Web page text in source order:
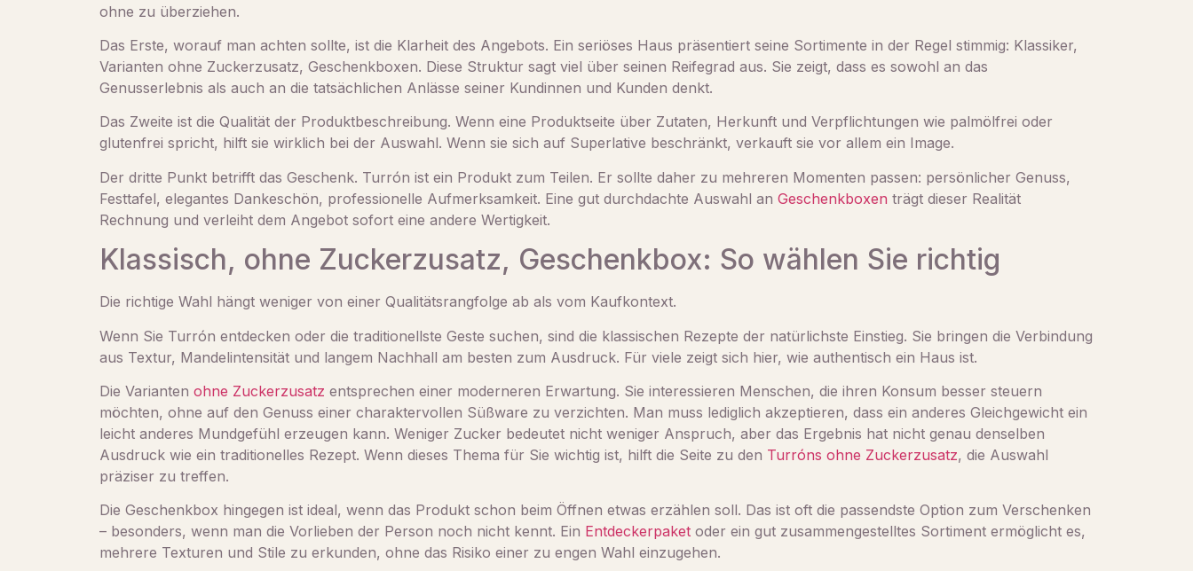
ohne zu überziehen.
Das Erste, worauf man achten sollte, ist die Klarheit des Angebots. Ein seriöses Haus präsentiert seine Sortimente in der Regel stimmig: Klassiker,
Varianten ohne Zuckerzusatz, Geschenkboxen. Diese Struktur sagt viel über seinen Reifegrad aus. Sie zeigt, dass es sowohl an das
Genusserlebnis als auch an die tatsächlichen Anlässe seiner Kundinnen und Kunden denkt.
Das Zweite ist die Qualität der Produktbeschreibung. Wenn eine Produktseite über Zutaten, Herkunft und Verpflichtungen wie palmölfrei oder
glutenfrei spricht, hilft sie wirklich bei der Auswahl. Wenn sie sich auf Superlative beschränkt, verkauft sie vor allem ein Image.
Der dritte Punkt betrifft das Geschenk. Turrón ist ein Produkt zum Teilen. Er sollte daher zu mehreren Momenten passen: persönlicher Genuss,
Festtafel, elegantes Dankeschön, professionelle Aufmerksamkeit. Eine gut durchdachte Auswahl an Geschenkboxen trägt dieser Realität
Rechnung und verleiht dem Angebot sofort eine andere Wertigkeit.
Klassisch, ohne Zuckerzusatz, Geschenkbox: So wählen Sie richtig
Die richtige Wahl hängt weniger von einer Qualitätsrangfolge ab als vom Kaufkontext.
Wenn Sie Turrón entdecken oder die traditionellste Geste suchen, sind die klassischen Rezepte der natürlichste Einstieg. Sie bringen die Verbindung
aus Textur, Mandelintensität und langem Nachhall am besten zum Ausdruck. Für viele zeigt sich hier, wie authentisch ein Haus ist.
Die Varianten ohne Zuckerzusatz entsprechen einer moderneren Erwartung. Sie interessieren Menschen, die ihren Konsum besser steuern
möchten, ohne auf den Genuss einer charaktervollen Süßware zu verzichten. Man muss lediglich akzeptieren, dass ein anderes Gleichgewicht ein
leicht anderes Mundgefühl erzeugen kann. Weniger Zucker bedeutet nicht weniger Anspruch, aber das Ergebnis hat nicht genau denselben
Ausdruck wie ein traditionelles Rezept. Wenn dieses Thema für Sie wichtig ist, hilft die Seite zu den Turróns ohne Zuckerzusatz, die Auswahl
präziser zu treffen.
Die Geschenkbox hingegen ist ideal, wenn das Produkt schon beim Öffnen etwas erzählen soll. Das ist oft die passendste Option zum Verschenken
– besonders, wenn man die Vorlieben der Person noch nicht kennt. Ein Entdeckerpaket oder ein gut zusammengestelltes Sortiment ermöglicht es,
mehrere Texturen und Stile zu erkunden, ohne das Risiko einer zu engen Wahl einzugehen.